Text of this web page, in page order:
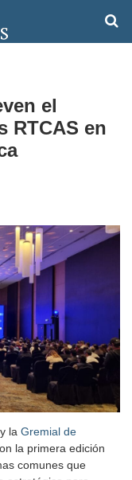
el
RTCAS en
la Gremial de
la primera edición
comunes que